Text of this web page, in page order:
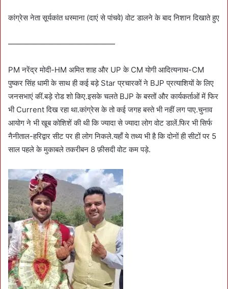
कांग्रेस नेता सूर्यकांत धस्माना (दाएं से पांचवे) वोट डालने के बाद निशान दिखाते हुए
——————————————
PM नरेंद्र मोदी-HM अमित शाह और UP के CM योगी आदित्यनाथ-CM
पुष्कर सिंह धामी के साथ ही कई बड़े Star प्रचारकों ने BJP प्रत्याशियों के लिए
जनसभाएं कीं.बड़े रोड शो किए.इसके चलते BJP के बस्तों और कार्यकर्ताओं में फिर
भी Current दिख रहा था.कांग्रेस के तो कई जगह बस्ते भी नहीं लग पाए.चुनाव
आयोग ने भी खूब कोशिशें की थी कि ज्यादा से ज्यादा लोग वोट डालें.फिर भी सिर्फ
नैनीताल-हरिद्वार सीट पर ही लोग निकले.यहाँ ये तथ्य भी है कि दोनों ही सीटों पर 5
साल पहले के मुकाबले तकरीबन 8 फ़ीसदी वोट कम पड़े.